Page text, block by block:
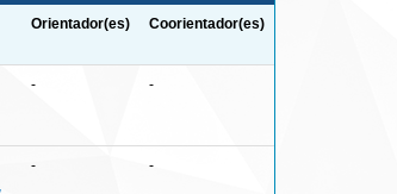
Orientador(es) Coorientador(es)
- -
- -